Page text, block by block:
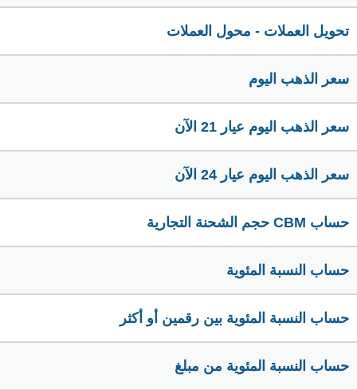
تحويل العملات - محول العملات
سعر الذهب اليوم
سعر الذهب اليوم عيار 21 الآن
سعر الذهب اليوم عيار 24 الآن
حساب CBM حجم الشحنة التجارية
حساب النسبة المئوية
حساب النسبة المئوية بين رقمين أو أكثر
حساب النسبة المئوية من مبلغ